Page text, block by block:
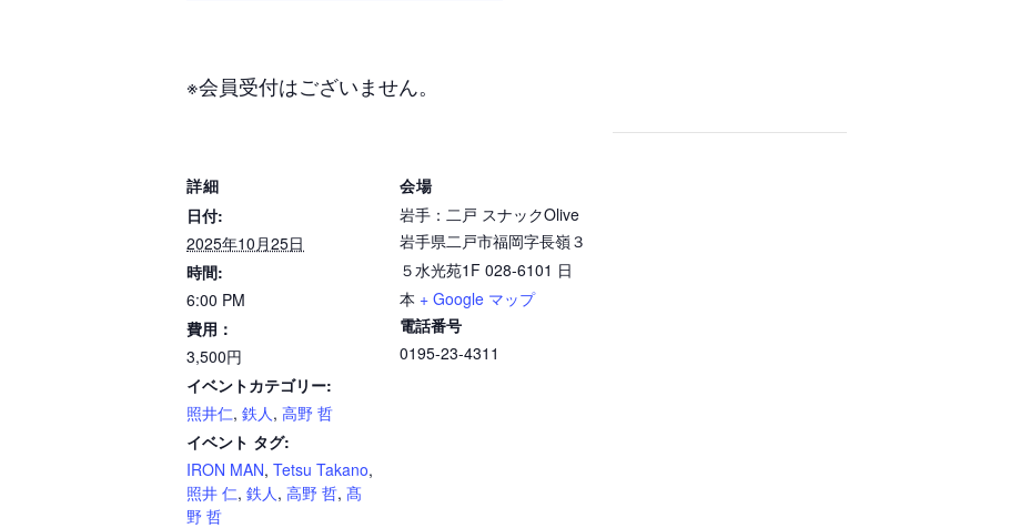
※会員受付はございません。
詳細
日付:
2025年10月25日
時間:
6:00 PM
費用：
3,500円
イベントカテゴリー:
照井仁, 鉄人 , 高野 哲
イベント タグ:
IRON MAN, Tetsu Takano,
照井 仁, 鉄人 , 高野 哲, 髙
野 哲
会場
岩手：二戸 スナックOlive
岩手県二戸市福岡字長嶺３
５水光苑1F 028-6101 日
本 + Google マップ
電話番号
0195-23-4311